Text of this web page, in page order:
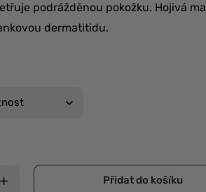
podrážděnou pokožku. Hojivá
dermatitidu.
Přidat do košíku